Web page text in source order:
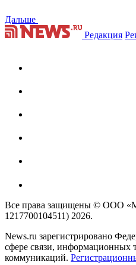
Дальше
Редакция
Все права защищены © ООО
1217700104511) 2026.
News.ru зарегистрировано
сфере связи, информационных
коммуникаций.